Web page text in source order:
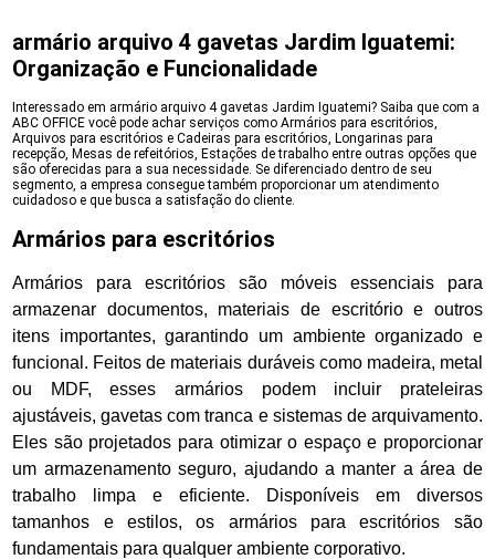
armário arquivo 4 gavetas Jardim Iguatemi:
Organização e Funcionalidade
Interessado em armário arquivo 4 gavetas Jardim Iguatemi? Saiba que com a
ABC OFFICE você pode achar serviços como Armários para escritórios,
Arquivos para escritórios e Cadeiras para escritórios, Longarinas para
recepção, Mesas de refeitórios, Estações de trabalho entre outras opções que
são oferecidas para a sua necessidade. Se diferenciado dentro de seu
segmento, a empresa consegue também proporcionar um atendimento
cuidadoso e que busca a satisfação do cliente.
Armários para escritórios
Armários para escritórios são móveis essenciais para
armazenar documentos, materiais de escritório e outros
itens importantes, garantindo um ambiente organizado e
funcional. Feitos de materiais duráveis como madeira, metal
ou MDF, esses armários podem incluir prateleiras
ajustáveis, gavetas com tranca e sistemas de arquivamento.
Eles são projetados para otimizar o espaço e proporcionar
um armazenamento seguro, ajudando a manter a área de
trabalho limpa e eficiente. Disponíveis em diversos
tamanhos e estilos, os armários para escritórios são
fundamentais para qualquer ambiente corporativo.